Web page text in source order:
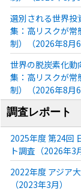
選別される世界投
集：高リスクが常
制）（2026年8月6
世界の脱炭素化動
集：高リスクが常
制）（2026年8月6
調査レポート
2025年度 第24回
ト調査（2026年3
2022年度 アジア
（2023年3月）